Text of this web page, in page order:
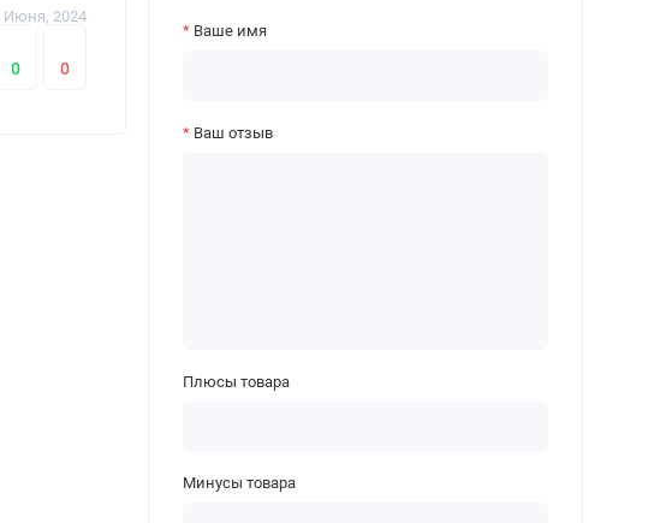
Июня, 2024
0 0
Ваше имя
Ваш отзыв
Плюсы товара
Минусы товара